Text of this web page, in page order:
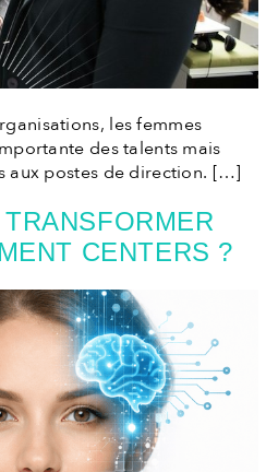
les femmes
des talents mais
aux postes de direction. […]
TRANSFORMER
CENTERS ?